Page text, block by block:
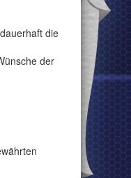
die
der